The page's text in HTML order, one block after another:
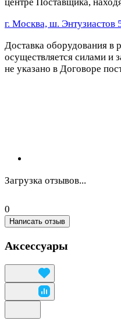
центре Поставщика,
г. Москва, ш. Энтузиастов
Доставка оборудования в
осуществляется силами и
не указано в Договоре
Загрузка отзывов...
0
Написать отзыв
Аксессуары